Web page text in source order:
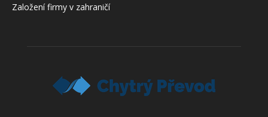
Založení firmy v zahraničí